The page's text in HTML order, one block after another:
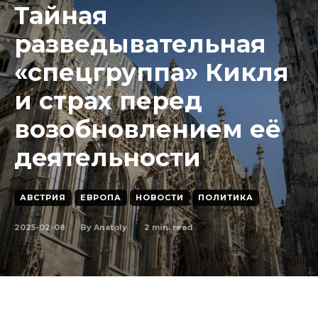
Тайная
разведывательная
«спецгруппа» Кикля
и страх перед
возобновлением её
деятельности
АВСТРИЯ ЕВРОПА НОВОСТИ ПОЛИТИКА
2025-02-08 By Anatoly 2 min. read